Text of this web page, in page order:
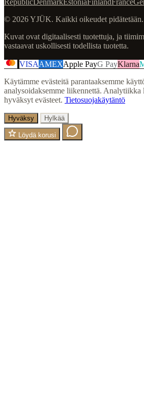
RepublicDenmarkEstoniaFinlandFrance
© 2026 YJÜK. Kaikki oikeudet pidätetään.
Kuvat ovat digitaalisesti tuotettuja, ja
vastaavat uskollisesti todellista tuotetta.
VISAAMEXApple PayG PayKlarna
Käytämme evästeitä parantaaksemme
analysoidaksemme liikennettä. Analytiikka
hyväksyt evästeet. Tietosuojakäytäntö
Hyväksy Hylkää
Löydä korusi